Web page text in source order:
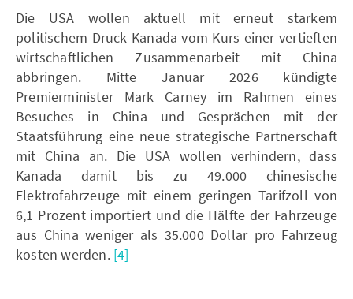
Die USA wollen aktuell mit erneut starkem
politischem Druck Kanada vom Kurs einer vertieften
wirtschaftlichen Zusammenarbeit mit China
abbringen. Mitte Januar 2026 kündigte
Premierminister Mark Carney im Rahmen eines
Besuches in China und Gesprächen mit der
Staatsführung eine neue strategische Partnerschaft
mit China an. Die USA wollen verhindern, dass
Kanada damit bis zu 49.000 chinesische
Elektrofahrzeuge mit einem geringen Tarifzoll von
6,1 Prozent importiert und die Hälfte der Fahrzeuge
aus China weniger als 35.000 Dollar pro Fahrzeug
kosten werden. [4]